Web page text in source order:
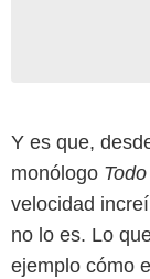
Y es que,
monólogo
velocidad
no lo es. Lo
ejemplo cómo